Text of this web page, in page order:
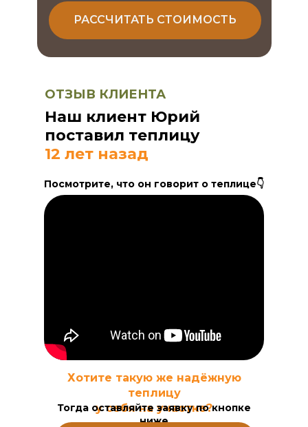
РАССЧИТАТЬ СТОИМОСТЬ
ОТЗЫВ КЛИЕНТА
Наш клиент Юрий
поставил теплицу
12 лет назад
Хотите такую же надёжную
теплицу
у себя на участке?
Тогда оставляйте заявку по кнопке
ниже
Посмотрите, что он говорит о теплице👇